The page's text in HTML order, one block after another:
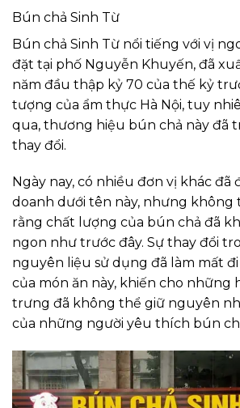
Bún chả Sinh Từ
Bún chả Sinh Từ nổi tiếng với vị
đặt tại phố Nguyễn Khuyến, đã
năm đầu thập kỷ 70 của thế kỷ
tượng của ẩm thực Hà Nội, tuy
qua, thương hiệu bún chả này đã
thay đổi.
Ngày nay, có nhiều đơn vị khác đã
doanh dưới tên này, nhưng không
rằng chất lượng của bún chả đã
ngon như trước đây. Sự thay đổi
nguyên liệu sử dụng đã làm mất
của món ăn này, khiến cho những
trưng đã không thể giữ nguyên
của những người yêu thích bún